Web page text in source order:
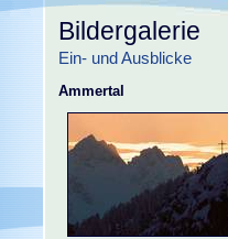
Bildergalerie
Ein- und Ausblicke
Ammertal